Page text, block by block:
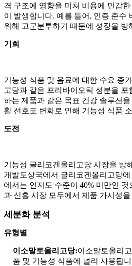
격 구조에 영향을 미쳐 비용에 민감
이 발생합니다. 예를 들어, 인증 준수
위해 고군분투하기 때문에 성장을
기회
기능성 식품 및 음료에 대한 수요 증
고당과 같은 프리바이오틱 성분을
하는 제품과 같은 목표 건강 솔루션
활 선호도 변화로 인해 기능성 식품
도전
기능성 글리코겐올리고당 시장을 방
개발도상국에서 글리코겐올리고당
에서는 인지도 수준이 40% 미만인
과 신흥 시장 모두에서 제품 가시성
세분화 분석
유형별
이소말토올리고당:이소말토올리
품 및 기능성 식품에 널리 사용됩